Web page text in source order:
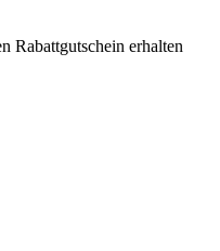
Rabattgutschein erhalten